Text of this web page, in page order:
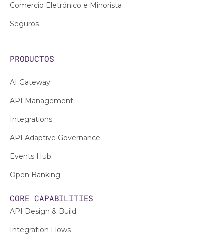
Comercio Eletrónico e Minorista
Seguros
PRODUCTOS
AI Gateway
API Management
Integrations
API Adaptive Governance
Events Hub
Open Banking
CORE CAPABILITIES
API Design & Build
Integration Flows